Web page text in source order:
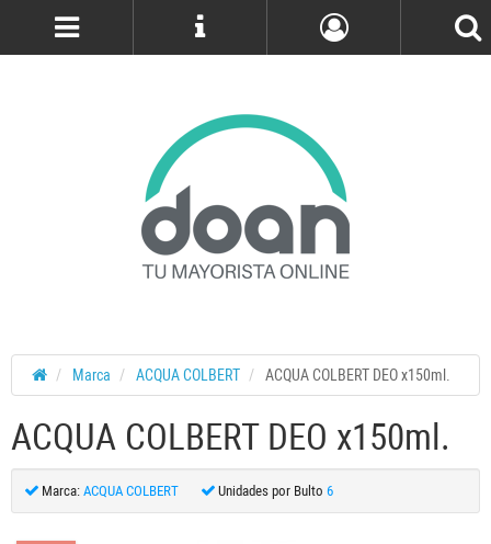
Marca ACQUA COLBERT ACQUA COLBERT DEO x150ml.
ACQUA COLBERT DEO x150ml.
Marca: ACQUA COLBERT Unidades por Bulto 6